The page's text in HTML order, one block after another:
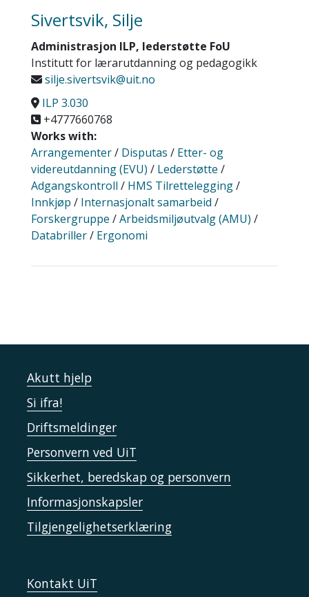
Sivertsvik, Silje
Administrasjon ILP, lederstøtte FoU
Institutt for lærarutdanning og pedagogikk
silje.sivertsvik@uit.no
ILP 3.030
+4777660768
Works with:
Arrangementer/ Disputas / Etter- og
videreutdanning (EVU) / Lederstøtte /
Adgangskontroll / HMS Tilrettelegging/
Innkjøp / Internasjonalt samarbeid /
Forskergruppe /Arbeidsmiljøutvalg (AMU) /
Databriller/ Ergonomi
Akutt hjelp
Si ifra!
Driftsmeldinger
Personvern ved UiT
Sikkerhet, beredskap og personvern
Informasjonskapsler
Tilgjengelighetserklæring
Kontakt UiT